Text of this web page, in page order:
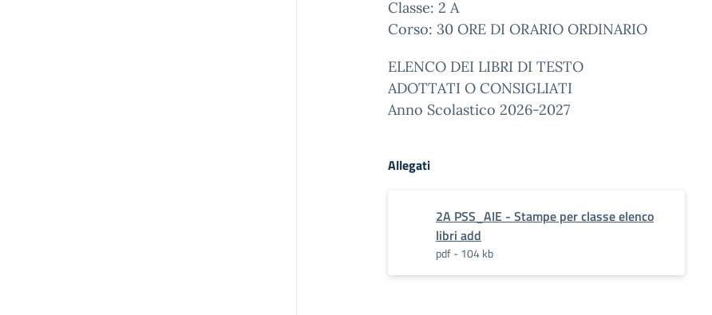
Classe: 2 A
Corso: 30 ORE DI ORARIO ORDINARIO
ELENCO DEI LIBRI DI TESTO
ADOTTATI O CONSIGLIATI
Anno Scolastico 2026-2027
Allegati
2A PSS_AIE - Stampe per classe elenco
libri add
pdf - 104 kb